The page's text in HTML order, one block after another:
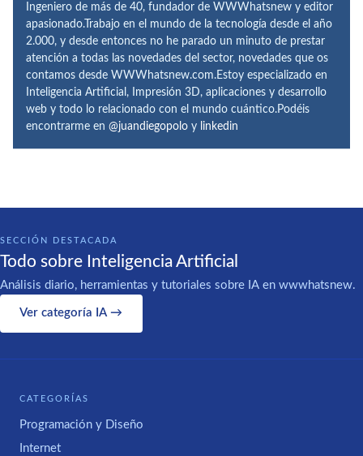
Ingeniero de más de 40, fundador de WWWhatsnew y editor
apasionado.Trabajo en el mundo de la tecnología desde el año
2.000, y desde entonces no he parado un minuto de prestar
atención a todas las novedades del sector, novedades que os
contamos desde WWWhatsnew.com.Estoy especializado en
Inteligencia Artificial, Impresión 3D, aplicaciones y desarrollo
web y todo lo relacionado con el mundo cuántico.Podéis
encontrarme en @juandiegopolo y linkedin
SECCIÓN DESTACADA
Todo sobre Inteligencia Artificial
Análisis diario, herramientas y tutoriales sobre IA en wwwhatsnew.
Ver categoría IA →
CATEGORÍAS
Programación y Diseño
Internet